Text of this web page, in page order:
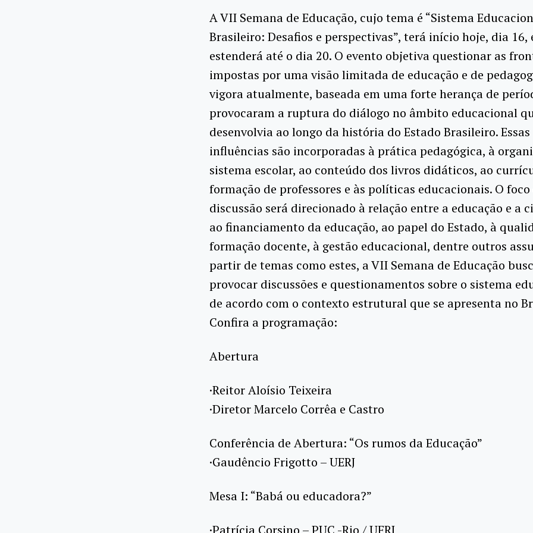
A VII Semana de Educação, cujo tema é “Sistema
Brasileiro: Desafios e perspectivas”, terá início hoje, dia 16,
estenderá até o dia 20. O evento objetiva questionar as
impostas por uma visão limitada de educação e de
vigora atualmente, baseada em uma forte herança de
provocaram a ruptura do diálogo no âmbito educacional
desenvolvia ao longo da história do Estado Brasileiro. Essas
influências são incorporadas à prática pedagógica, à
sistema escolar, ao conteúdo dos livros didáticos, ao
formação de professores e às políticas educacionais. O
discussão será direcionado à relação entre a educação e a
ao financiamento da educação, ao papel do Estado, à
formação docente, à gestão educacional, dentre outros
partir de temas como estes, a VII Semana de Educação
provocar discussões e questionamentos sobre o sistema
de acordo com o contexto estrutural que se apresenta no
Confira a programação:
Abertura
·Reitor Aloísio Teixeira
·Diretor Marcelo Corrêa e Castro
Conferência de Abertura: “Os rumos da Educação”
·Gaudêncio Frigotto – UERJ
Mesa I: “Babá ou educadora?”
·Patrícia Corsino – PUC -Rio / UFRJ